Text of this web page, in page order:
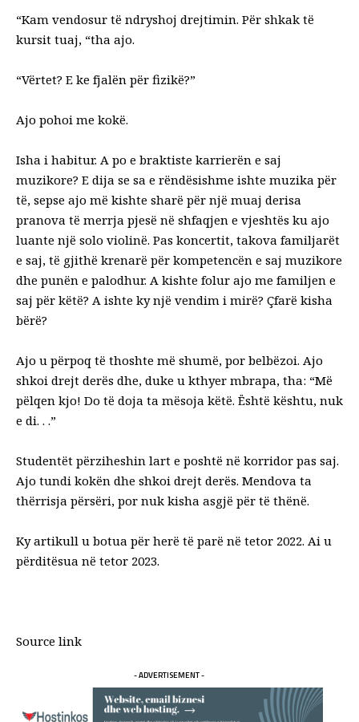
“Kam vendosur të ndryshoj drejtimin. Për shkak të
kursit tuaj, “tha ajo.
“Vërtet? E ke fjalën për fizikë?”
Ajo pohoi me kokë.
Isha i habitur. A po e braktiste karrierën e saj
muzikore? E dija se sa e rëndësishme ishte muzika për
të, sepse ajo më kishte sharë për një muaj derisa
pranova të merrja pjesë në shfaqjen e vjeshtës ku ajo
luante një solo violinë. Pas koncertit, takova familjarët
e saj, të gjithë krenarë për kompetencën e saj muzikore
dhe punën e palodhur. A kishte folur ajo me familjen e
saj për këtë? A ishte ky një vendim i mirë? Çfarë kisha
bërë?
Ajo u përpoq të thoshte më shumë, por belbëzoi. Ajo
shkoi drejt derës dhe, duke u kthyer mbrapa, tha: “Më
pëlqen kjo! Do të doja ta mësoja këtë. Është kështu, nuk
e di. . .”
Studentët përziheshin lart e poshtë në korridor pas saj.
Ajo tundi kokën dhe shkoi drejt derës. Mendova ta
thërrisja përsëri, por nuk kisha asgjë për të thënë.
Ky artikull u botua për herë të parë në tetor 2022. Ai u
përditësua në tetor 2023.
Source link
- ADVERTISEMENT -